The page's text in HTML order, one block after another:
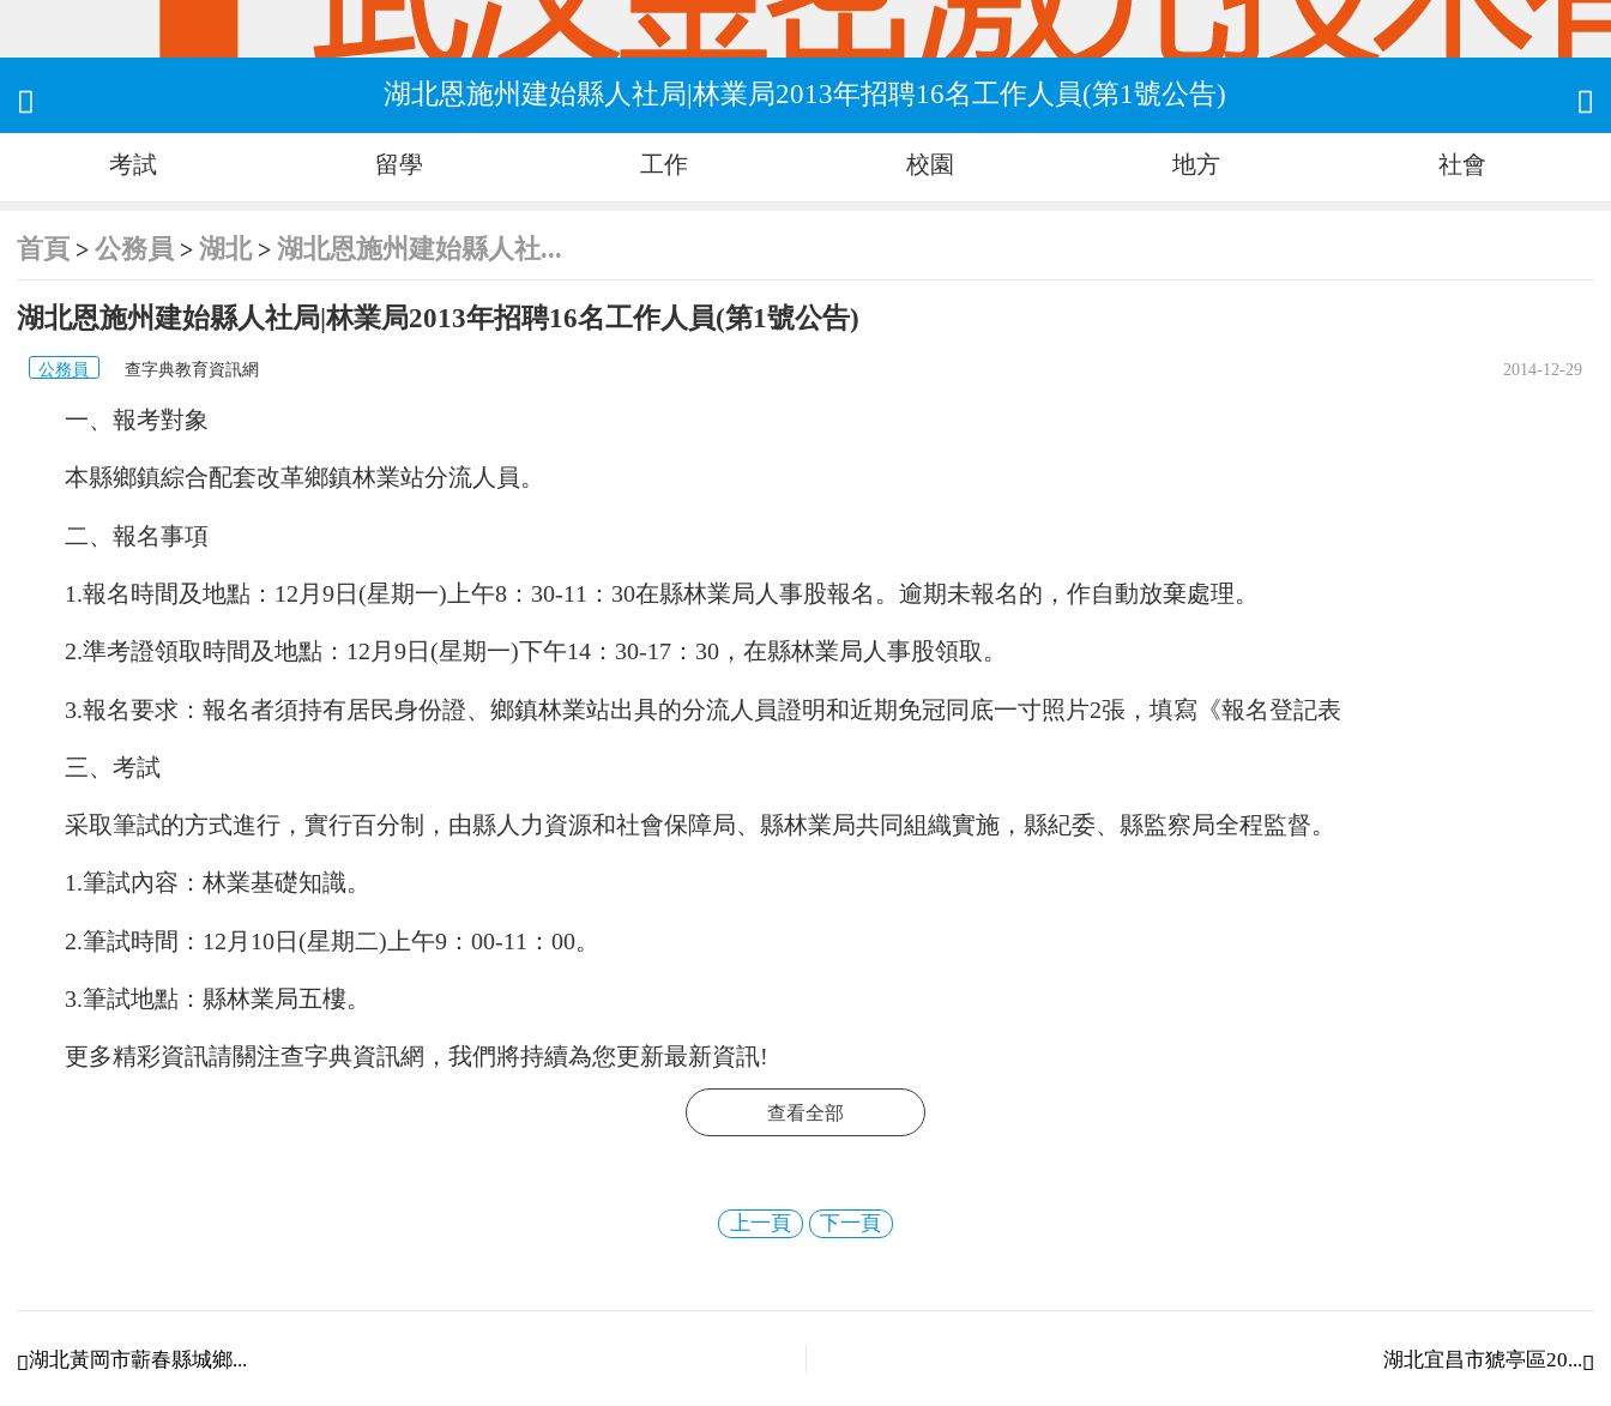
 湖北恩施州建始縣人社局|林業局2013年招聘16名工作人員(第1號公告) 
考試 留學 工作 校園 地方 社會
首頁 >公務員 >湖北>湖北恩施州建始縣人社...
湖北恩施州建始縣人社局|林業局2013年招聘16名工作人員(第1號公告)
公務員 查字典教育資訊網 2014-12-29
一、報考對象
本縣鄉鎮綜合配套改革鄉鎮林業站分流人員。
二、報名事項
1.報名時間及地點：12月9日(星期一)上午8：30-11：30在縣林業局人事股報名。逾期未報名的，作自動放棄處理。
2.準考證領取時間及地點：12月9日(星期一)下午14：30-17：30，在縣林業局人事股領取。
3.報名要求：報名者須持有居民身份證、鄉鎮林業站出具的分流人員證明和近期免冠同底一寸照片2張，填寫《報名登記表
三、考試
采取筆試的方式進行，實行百分制，由縣人力資源和社會保障局、縣林業局共同組織實施，縣紀委、縣監察局全程監督。
1.筆試內容：林業基礎知識。
2.筆試時間：12月10日(星期二)上午9：00-11：00。
3.筆試地點：縣林業局五樓。
更多精彩資訊請關注查字典資訊網 ，我們將持續為您更新最新資訊!
查看全部
上一頁 下一頁
湖北黃岡市蘄春縣城鄉... 
湖北宜昌市猇亭區20...